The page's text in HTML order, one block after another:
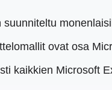
ovat osa
kaikkien Microsoft